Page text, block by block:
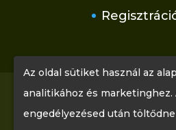
Főoldal
Kapcsolat
Az oldal sütiket használ az
analitikához és marketinghez.
engedélyezésed után